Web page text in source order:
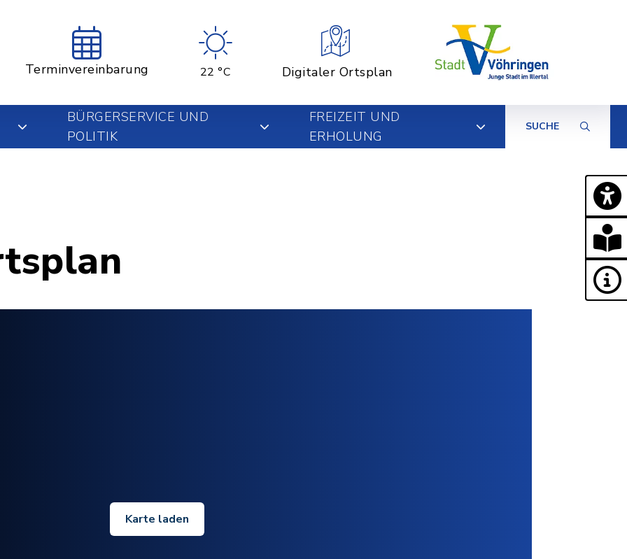
Terminvereinbarung 22 °C Digitaler Ortsplan
BÜRGERSERVICE UND
POLITIK
FREIZEIT UND
ERHOLUNG
SUCHE
Karte laden